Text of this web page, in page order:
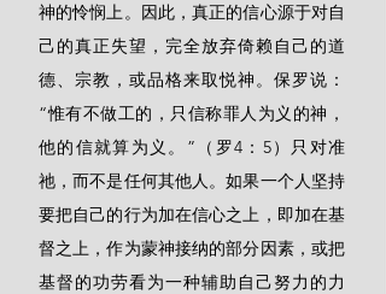
神的怜悯上。因此，真正的信心源于对自
己的真正失望，完全放弃倚赖自己的道
德、宗教，或品格来取悦神。保罗说：
“惟有不做工的，只信称罪人为义的神，
他的信就算为义。”（罗4：5）只对准
祂，而不是任何其他人。如果一个人坚持
要把自己的行为加在信心之上，即加在基
督之上，作为蒙神接纳的部分因素，或把
基督的功劳看为一种辅助自己努力的力